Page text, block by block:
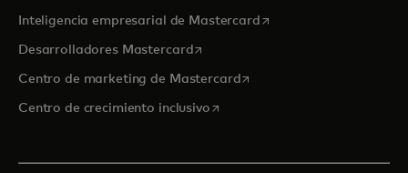
Inteligencia empresarial de Mastercardse abre en una pestaña
Desarrolladores Mastercardse abre en una pestaña nueva
Centro de marketing de Mastercardse abre en una pestaña
Centro de crecimiento inclusivose abre en una pestaña nueva